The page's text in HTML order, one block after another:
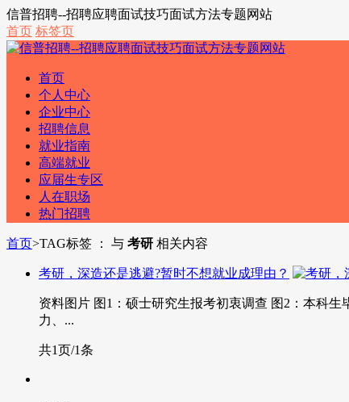
信普招聘--招聘应聘面试技巧面试方法专题网站
首页 标签页
首页
个人中心
企业中心
招聘信息
就业指南
高端就业
应届生专区
人在职场
热门招聘
首页>TAG标签 ： 与 考研 相关内容
考研，深造还是逃避?暂时不想就业成理由？
资料图片 图1：硕士研究生报考初衷调查 图2：本科
力、...
共1页/1条